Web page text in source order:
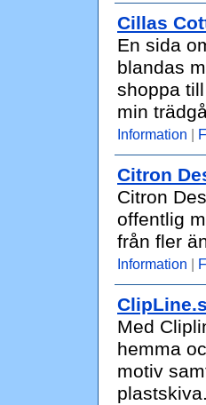
Cillas
En sida
blandas
shoppa
min
Information |
Citron
Citron
offentlig
från fler
Information |
Med
hemma
motiv